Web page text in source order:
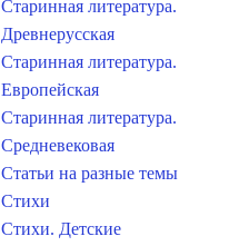
Старинная литература.
Древнерусская
Старинная литература.
Европейская
Старинная литература.
Средневековая
Статьи на разные темы
Стихи
Стихи. Детские